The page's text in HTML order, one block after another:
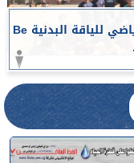
جامعة أسيوط تشهد انطلاق ”اللقاء الرياضي للياقة البدنية Be